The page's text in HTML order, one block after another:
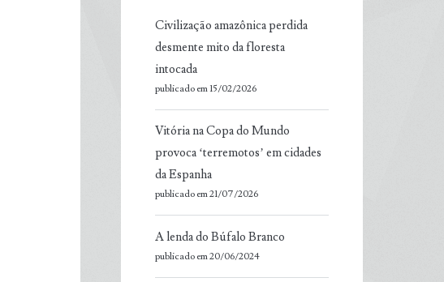
Civilização amazônica perdida
desmente mito da floresta
intocada
publicado em 15/02/2026
Vitória na Copa do Mundo
provoca ‘terremotos’ em cidades
da Espanha
publicado em 21/07/2026
A lenda do Búfalo Branco
publicado em 20/06/2024